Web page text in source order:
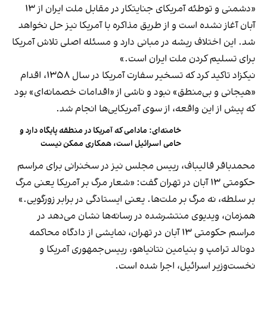
«دشمنی و توطئه آمریکای جنایتکار در مقابل ملت ایران از ۱۳
آبان آغاز نشده است و از طریق مذاکره با آمریکا نیز حل نخواهد
شد. این اختلاف ریشه در مبانی دارد و مسئله اصلی تلاش آمریکا
برای تسلیم کردن ملت ایران است.»
نیکزاد تاکید کرد که تسخیر سفارت آمریکا در سال ۱۳۵۸، اقدام
«هیجانی و بی‌منطق» نبود و ناشی از «اقدامات خصمانه‌ای» بود
که پیش از این واقعه، از سوی آمریکایی‌ها انجام شد.
خامنه‌ای: مادامی که آمریکا در منطقه پایگاه دارد و
حامی اسرائیل است، همکاری ممکن نیست
محمدباقر قالیباف، رییس مجلس نیز در سخنرانی برای مراسم
حکومتی ۱۳ آبان در تهران گفت: «شعار مرگ بر آمریکا یعنی مرگ
بر سلطه، نه مرگ بر ملت‌ها. یعنی ایستادگی در برابر زورگویی.»
همزمان، ویدیوی منتشرشده در رسانه‌ها نشان می‌دهد در
مراسم حکومتی ۱۳ آبان در تهران، نمایشی از دادگاه محاکمه
دونالد ترامپ و بنیامین نتانیاهو، رییس‌جمهوری آمریکا و
نخست‌وزیر اسرائیل، اجرا شده است.